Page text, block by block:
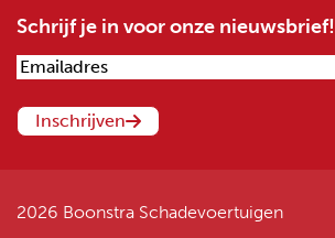
Schrijf je in voor onze nieuwsbrief!
2026 Boonstra Schadevoertuigen